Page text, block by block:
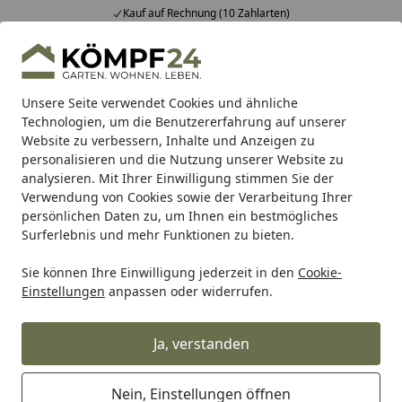
Unsere Seite verwendet Cookies und ähnliche
Technologien, um die Benutzererfahrung auf unserer
Website zu verbessern, Inhalte und Anzeigen zu
personalisieren und die Nutzung unserer Website zu
analysieren. Mit Ihrer Einwilligung stimmen Sie der
Verwendung von Cookies sowie der Verarbeitung Ihrer
persönlichen Daten zu, um Ihnen ein bestmögliches
Surferlebnis und mehr Funktionen zu bieten.
Sie können Ihre Einwilligung jederzeit in den Cookie-
Einstellungen anpassen oder widerrufen.
Ja, verstanden
Nein, Einstellungen öffnen
Kauf auf Rechnung (10 Zahlarten)
Alle Produkte
Mein Konto
Suchen
Startseite
BTR Born to Ride BTR Zentralständer BTR
Zentralständer EVOLIFT® für
Kawasaki Z650 17-